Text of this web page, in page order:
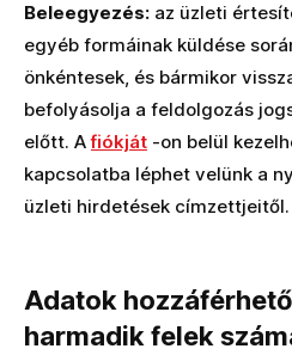
Beleegyezés: az üzleti
egyéb formáinak küldése
önkéntesek, és bármikor
befolyásolja a feldolgozás
előtt. Afiókját -on belül
kapcsolatba léphet velünk a
üzleti hirdetések címzettjeitől.
Adatok
harmadik felek